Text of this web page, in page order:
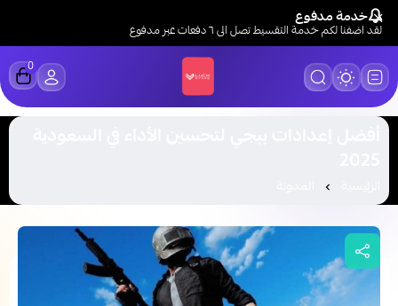
خدمة مدفوع
لقد اضفنا لكم خدمة التقسيط تصل الى ٦ دفعات عبر مدفوع
LUCK STORE
0